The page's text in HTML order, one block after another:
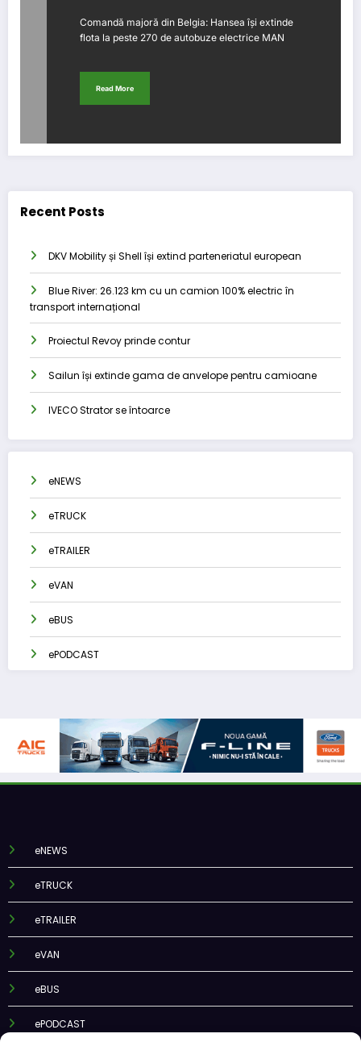
Comandă majoră din Belgia: Hansea își extinde
flota la peste 270 de autobuze electrice MAN
Read More
Recent Posts
DKV Mobility și Shell își extind parteneriatul european
Blue River: 26.123 km cu un camion 100% electric în
transport internațional
Proiectul Revoy prinde contur
Sailun își extinde gama de anvelope pentru camioane
IVECO Strator se întoarce
eNEWS
eTRUCK
eTRAILER
eVAN
eBUS
ePODCAST
eNEWS
eTRUCK
eTRAILER
eVAN
eBUS
ePODCAST